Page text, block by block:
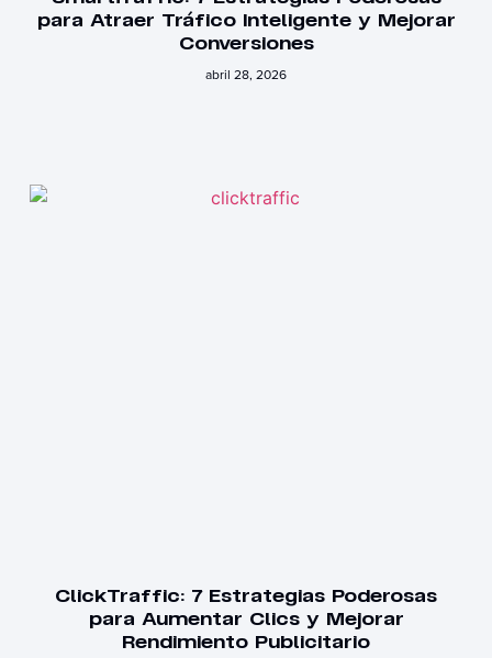
para Atraer Tráfico Inteligente y Mejorar
Conversiones
abril 28, 2026
ClickTraffic: 7 Estrategias Poderosas
para Aumentar Clics y Mejorar
Rendimiento Publicitario